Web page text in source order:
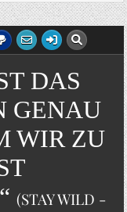
DAS
GENAU
WIR ZU
(STAY WILD -